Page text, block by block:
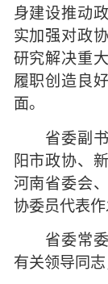
身建设推动
实加强对政
研究解决重
履职创造良
面。
省委副书
阳市政协、
河南省委会
协委员代表作
省委常委
有关领导同